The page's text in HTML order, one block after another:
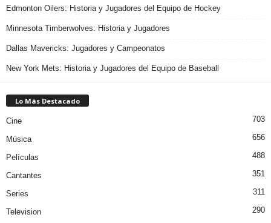
Edmonton Oilers: Historia y Jugadores del Equipo de Hockey
Minnesota Timberwolves: Historia y Jugadores
Dallas Mavericks: Jugadores y Campeonatos
New York Mets: Historia y Jugadores del Equipo de Baseball
Lo Más Destacado
Cine 703
Música 656
Películas 488
Cantantes 351
Series 311
Television 290